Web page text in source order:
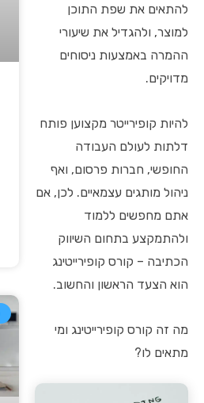
להתאים את שפת התוכן
למוצר, ולהגדיל את שיעורי
ההמרה באמצעות ניסוחים
מדויקים.
להיות קופירייטר מקצוען פותח
דלתות לעולם העבודה
החופשי, חברות פרסום, ואף
ניהול מותגים עצמאיים. לכן, אם
אתם מחפשים ללמוד
ולהתמקצע בתחום השיווק
הכתיבה – קורס קופירייטינג
הוא הצעד הראשון והחשוב.
מה זה קורס קופירייטינג ומי
מתאים לו?